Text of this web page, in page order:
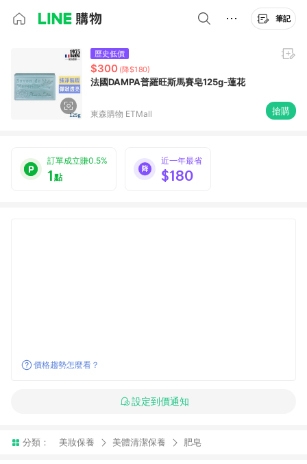
筆記
歷史低價
$300 (降$180)
法國DAMPA普羅旺斯馬賽皂125g-蓮花
東森購物 ETMall 搶購
訂單成立賺0.5%
1點
近一年最省
$180
價格趨勢怎麼看？
設定到價通知
分類： 美妝保養 美體清潔保養 肥皂